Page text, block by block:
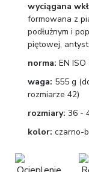
wyciągana
formowana z
podłużnym i
piętowej,
norma: EN
waga: 555 g
rozmiarze 42)
rozmiary: 36 -
kolor: czarno-